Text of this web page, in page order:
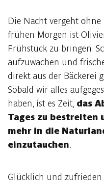
Die Nacht vergeht
frühen Morgen ist
Frühstück zu bringen.
aufzuwachen und
direkt aus der Bäckerei
Sobald wir alles
haben, ist es Zeit, das
Tages zu bestreiten
mehr in die
einzutauchen.
Glücklich und